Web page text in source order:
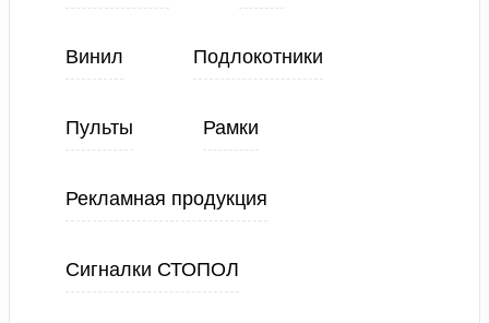
Винил Подлокотники
Пульты Рамки
Рекламная продукция
Сигналки СТОПОЛ